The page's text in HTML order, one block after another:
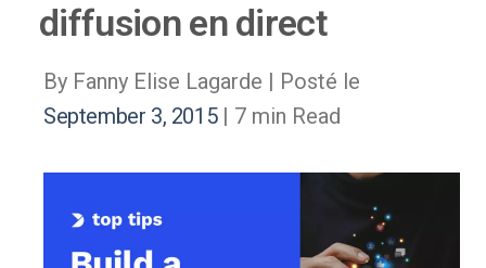
diffusion en direct
By Fanny Elise Lagarde | Posté le
September 3, 2015| 7 min Read